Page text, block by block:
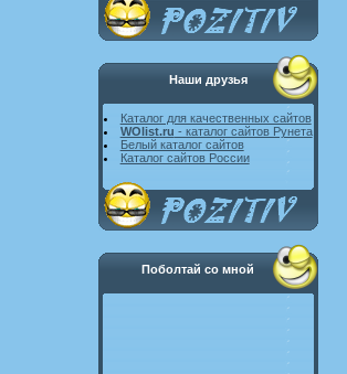
Наши друзья
Каталог для качественных сайтов
WOlist.ru - каталог сайтов Рунета
Белый каталог сайтов
Каталог сайтов России
Поболтай со мной